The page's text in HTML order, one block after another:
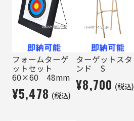
フォームターゲ
ットセット
60×60 48mm
¥5,478 (税込)
ターゲットスタ
ンド S
¥8,700 (税込)